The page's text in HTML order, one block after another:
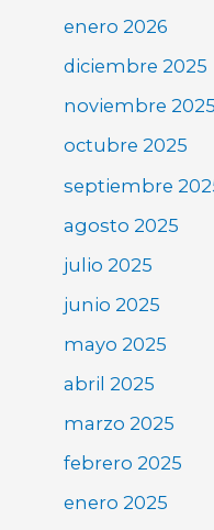
enero 2026
diciembre 2025
noviembre 2025
octubre 2025
septiembre
agosto 2025
julio 2025
junio 2025
mayo 2025
abril 2025
marzo 2025
febrero 2025
enero 2025